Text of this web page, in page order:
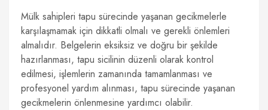
Mülk sahipleri tapu sürecinde yaşanan gecikmelerle
karşılaşmamak için dikkatli olmalı ve gerekli önlemleri
almalıdır. Belgelerin eksiksiz ve doğru bir şekilde
hazırlanması, tapu sicilinin düzenli olarak kontrol
edilmesi, işlemlerin zamanında tamamlanması ve
profesyonel yardım alınması, tapu sürecinde yaşanan
gecikmelerin önlenmesine yardımcı olabilir.